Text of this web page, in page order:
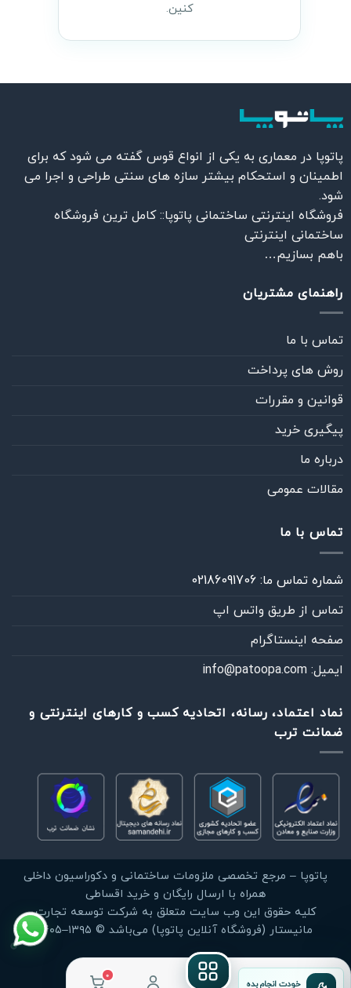
کنین.
پاتوپا در معماری به یکی از انواع قوس گفته می شود که برای
اطمینان و استحکام بیشتر سازه های سنتی طراحی و اجرا می
شود.
فروشگاه اینترنتی ساختمانی پاتوپا:: کامل ترین فروشگاه
ساختمانی اینترنتی
باهم بسازیم…
راهنمای مشتریان
تماس با ما
روش های پرداخت
قوانین و مقررات
پیگیری خرید
درباره ما
مقالات عمومی
تماس با ما
شماره تماس ما: 02186091706
تماس از طريق واتس اپ
صفحه اینستاگرام
ایمیل: info@patoopa.com
نماد اعتماد، رسانه، اتحادیه کسب و کارهای اینترنتی و
ضمانت ترب
پاتوپا – مرجع تخصصی ملزومات ساختمانی و دکوراسیون داخلی
همراه با ارسال رایگان و خرید اقساطی
کليه حقوق اين وب سايت متعلق به شرکت توسعه تجارت
مانیستار (فروشگاه آنلاین پاتوپا) می‌باشد © ۱۳۹۵–۱۴۰۵
چطوری می‌تونم کمکت کنم؟
پیام‌رسان دلخواهت رو انتخاب کن
پاسخ سریع گفت‌وگوی مستقیم
ایتا
ارسال پیام
روبیکا
ارتباط با پاتوپا
خودت انجام بده
فقط آموزش‌ها و راهنماهای DIY
آموزش نصب پارکت لمینت روی سرامیک، سنگ و موزاییک
آموزش انتخاب و نصب قرنیز؛ از خرید تا اجرای بی‌نقص
مشاهده آموزش DIY
خودت انجام بده
0